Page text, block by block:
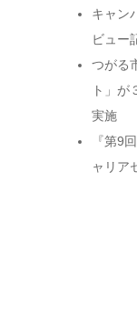
キャン
ビュー
つがる
ト」が
実施
『第9
ャリア